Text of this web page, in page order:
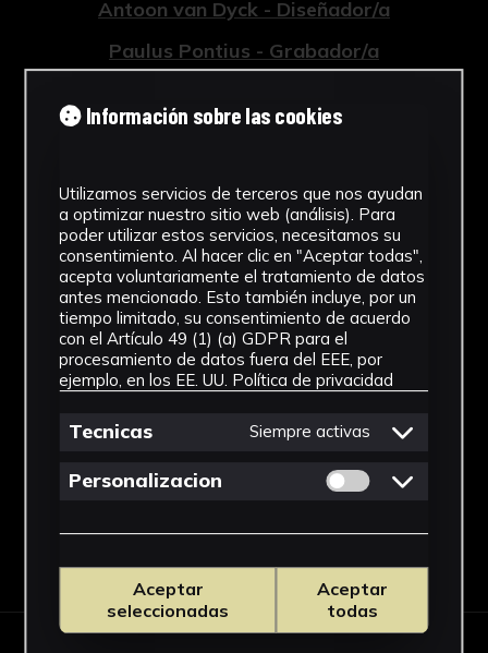
Antoon van Dyck - Diseñador/a
Paulus Pontius - Grabador/a
Cronología
1759
Estilo
Barroco
Técnica
Ver más
Información sobre las cookies
Utilizamos servicios de terceros que nos ayudan
a optimizar nuestro sitio web (análisis). Para
poder utilizar estos servicios, necesitamos su
consentimiento. Al hacer clic en "Aceptar todas",
acepta voluntariamente el tratamiento de datos
antes mencionado. Esto también incluye, por un
tiempo limitado, su consentimiento de acuerdo
con el Artículo 49 (1) (a) GDPR para el
procesamiento de datos fuera del EEE, por
ejemplo, en los EE. UU. Política de privacidad
Tecnicas Siempre activas
Personalizacion Permitir cookies
Aceptar
seleccionadas
Aceptar
todas